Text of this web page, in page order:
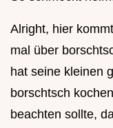
Alright, hier
mal über
hat seine kleinen
borschtsch
beachten sollte,